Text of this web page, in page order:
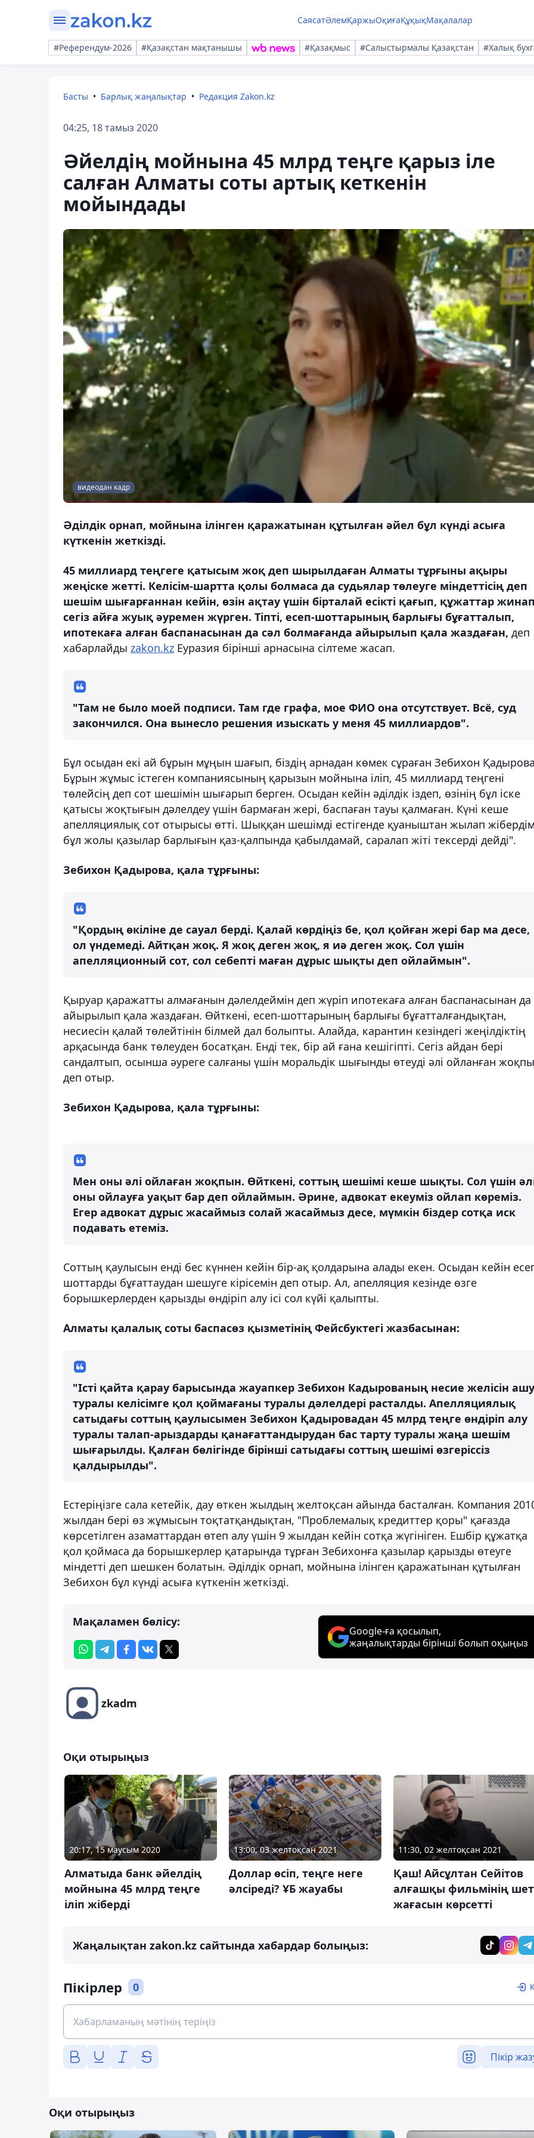
СаясатӘлемҚаржыОқиғаҚұқықМақалалар
#Референдум-2026 #Қазақстан мақтанышы #Қазақмыс #Салыстырмалы Қазақстан #Халық
Басты Барлық жаңалықтар Редакция Zakon.kz
04:25, 18 тамыз 2020
Әйелдің мойнына 45 млрд теңге қарыз іле
салған Алматы соты артық кеткенін
мойындады
видеодан кадр
Әділдік орнап, мойнына ілінген қаражатынан құтылған әйел бұл күнді асыға
күткенін жеткізді.
45 миллиард теңгеге қатысым жоқ деп шырылдаған Алматы тұрғыны ақыры
жеңіске жетті. Келісім-шартта қолы болмаса да судьялар төлеуге міндеттісің деп
шешім шығарғаннан кейін, өзін ақтау үшін бірталай есікті қағып, құжаттар
сегіз айға жуық әуремен жүрген. Тіпті, есеп-шоттарының барлығы бұғатталып,
ипотекаға алған баспанасынан да сәл болмағанда айырылып қала жаздаған, деп
хабарлайды zakon.kz Еуразия бірінші арнасына сілтеме жасап.
"Там не было моей подписи. Там где графа, мое ФИО она отсутствует. Всё, суд
закончился. Она вынесло решения изыскать у меня 45 миллиардов".
Бұл осыдан екі ай бұрын мұңын шағып, біздің арнадан көмек сұраған Зебихон
Бұрын жұмыс істеген компаниясының қарызын мойнына іліп, 45 миллиард теңгені
төлейсің деп сот шешімін шығарып берген. Осыдан кейін әділдік іздеп, өзінің бұл іске
қатысы жоқтығын дәлелдеу үшін бармаған жері, баспаған тауы қалмаған. Күні кеше
апелляциялық сот отырысы өтті. Шыққан шешімді естігенде қуаныштан жылап
бұл жолы қазылар барлығын қаз-қалпында қабылдамай, саралап жіті тексерді дейді".
Зебихон Қадырова, қала тұрғыны:
"Қордың өкіліне де сауал берді. Қалай көрдіңіз бе, қол қойған жері бар ма десе,
ол үндемеді. Айтқан жоқ. Я жоқ деген жоқ, я иә деген жоқ. Сол үшін
апелляционный сот, сол себепті маған дұрыс шықты деп ойлаймын".
Қыруар қаражатты алмағанын дәлелдеймін деп жүріп ипотекаға алған баспанасынан да
айырылып қала жаздаған. Өйткені, есеп-шоттарының барлығы бұғатталғандықтан,
несиесін қалай төлейтінін білмей дал болыпты. Алайда, карантин кезіндегі жеңілдіктің
арқасында банк төлеуден босатқан. Енді тек, бір ай ғана кешігіпті. Сегіз айдан бері
сандалтып, осынша әуреге салғаны үшін моральдік шығынды өтеуді әлі ойланған
деп отыр.
Зебихон Қадырова, қала тұрғыны:
Мен оны әлі ойлаған жоқпын. Өйткені, соттың шешімі кеше шықты. Сол үшін
оны ойлауға уақыт бар деп ойлаймын. Әрине, адвокат екеуміз ойлап көреміз.
Егер адвокат дұрыс жасаймыз солай жасаймыз десе, мүмкін біздер сотқа иск
подавать етеміз.
Соттың қаулысын енді бес күннен кейін бір-ақ қолдарына алады екен. Осыдан кейін
шоттарды бұғаттаудан шешуге кірісемін деп отыр. Ал, апелляция кезінде өзге
борышкерлерден қарызды өндіріп алу ісі сол күйі қалыпты.
Алматы қалалық соты баспасөз қызметінің Фейсбуктегі жазбасынан:
"Істі қайта қарау барысында жауапкер Зебихон Кадырованың несие желісін ашу
туралы келісімге қол қоймағаны туралы дәлелдері расталды. Апелляциялық
сатыдағы соттың қаулысымен Зебихон Қадыровадан 45 млрд теңге өндіріп алу
туралы талап-арыздарды қанағаттандырудан бас тарту туралы жаңа шешім
шығарылды. Қалған бөлігінде бірінші сатыдағы соттың шешімі өзгеріссіз
қалдырылды".
Естеріңізге сала кетейік, дау өткен жылдың желтоқсан айында басталған. Компания
жылдан бері өз жұмысын тоқтатқандықтан, "Проблемалық кредиттер қоры" қағазда
көрсетілген азаматтардан өтеп алу үшін 9 жылдан кейін сотқа жүгініген. Ешбір құжатқа
қол қоймаса да борышкерлер қатарында тұрған Зебихонға қазылар қарызды өтеуге
міндетті деп шешкен болатын. Әділдік орнап, мойнына ілінген қаражатынан құтылған
Зебихон бұл күнді асыға күткенін жеткізді.
Мақаламен бөлісу:
Google-ға қосылып,
жаңалықтарды бірінші болып оқыңыз
zkadm
Оқи отырыңыз
20:17, 15 маусым 2020
Алматыда банк әйелдің
мойнына 45 млрд теңге
іліп жіберді
13:00, 03 желтоқсан 2021
Доллар өсіп, теңге неге
әлсіреді? ҰБ жауабы
11:30, 02 желтоқсан 2021
Қаш! Айсұлтан Сейітов
алғашқы фильмінің шет
жағасын көрсетті
Жаңалықтан zakon.kz сайтында хабардар болыңыз:
Пікірлер 0
Пікір
Оқи отырыңыз